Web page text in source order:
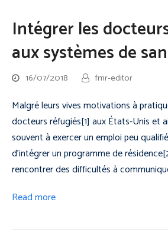
Intégrer les
aux systèmes de
16/07/2018 fmr-editor
Malgré leurs vives motivations à
docteurs réfugiés[1] aux États-Unis et
souvent à exercer un emploi peu
d’intégrer un programme de
rencontrer des difficultés à
Read more